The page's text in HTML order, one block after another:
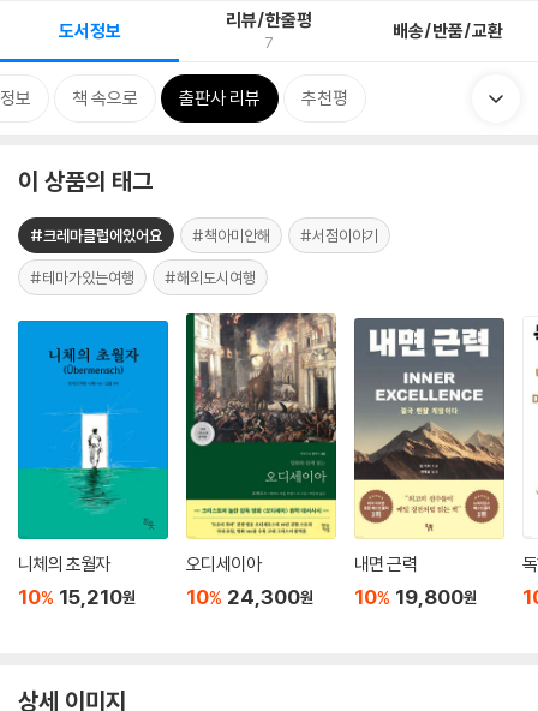
도서정보 리뷰/한줄평
7 배송/반품/교환
보 책 속으로 출판사 리뷰 추천평
이 상품의 태그
#크레마클럽에있어요 #책아미안해 #서점이야기
#테마가있는여행 #해외도시여행
니체의 초월자
10% 15,210원
오디세이아
10% 24,300원
내면 근력
10% 19,800원
상세 이미지